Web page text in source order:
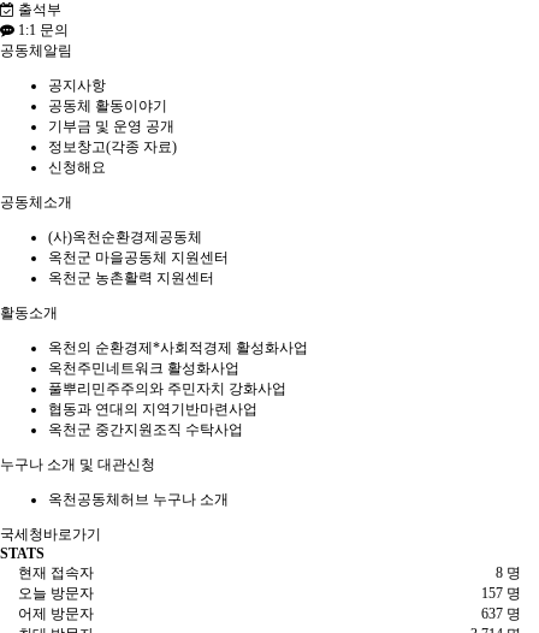
출석부
1:1 문의
공동체알림
공지사항
공동체 활동이야기
기부금 및 운영 공개
정보창고(각종 자료)
신청해요
공동체소개
(사)옥천순환경제공동체
옥천군 마을공동체 지원센터
옥천군 농촌활력 지원센터
활동소개
옥천의 순환경제*사회적경제 활성화사업
옥천주민네트워크 활성화사업
풀뿌리민주주의와 주민자치 강화사업
협동과 연대의 지역기반마련사업
옥천군 중간지원조직 수탁사업
누구나 소개 및 대관신청
옥천공동체허브 누구나 소개
국세청바로가기
STATS
8 명
현재 접속자
157 명
오늘 방문자
637 명
어제 방문자